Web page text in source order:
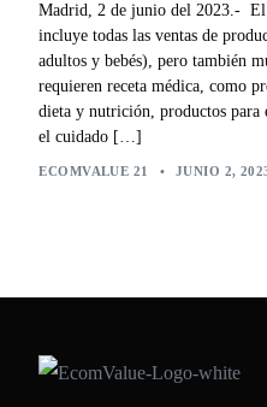
Madrid, 2 de junio del 2023.- El
incluye todas las ventas de
adultos y bebés), pero también
requieren receta médica, como
dieta y nutrición, productos para
el cuidado […]
ECOMVALUE 21 • JUNIO 2,